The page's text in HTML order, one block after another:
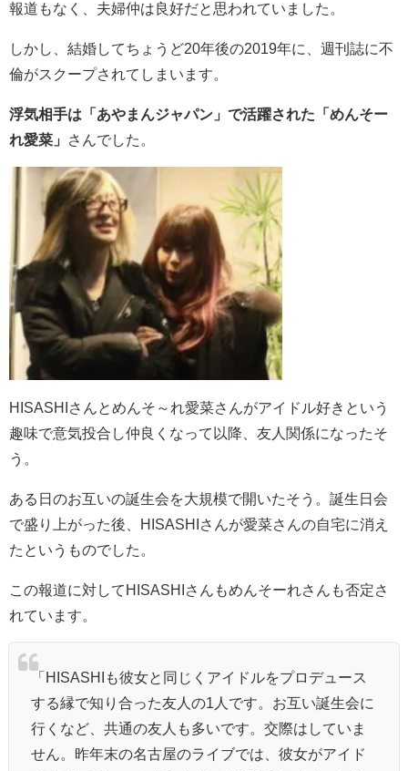
報道もなく、夫婦仲は良好だと思われていました。
しかし、結婚してちょうど20年後の2019年に、週刊誌に不
倫がスクープされてしまいます。
浮気相手は「あやまんジャパン」で活躍された「めんそー
れ愛菜」
さんでした。
HISASHIさんとめんそ～れ愛菜さんがアイドル好きという
趣味で意気投合し仲良くなって以降、友人関係になったそ
う。
ある日のお互いの誕生会を大規模で開いたそう。誕生日会
で盛り上がった後、HISASHIさんが愛菜さんの自宅に消え
たというものでした。
この報道に対してHISASHIさんもめんそーれさんも否定さ
れています。
「HISASHIも彼女と同じくアイドルをプロデュース
する縁で知り合った友人の1人です。お互い誕生会に
行くなど、共通の友人も多いです。交際はしていま
せん。昨年末の名古屋のライブでは、彼女がアイド